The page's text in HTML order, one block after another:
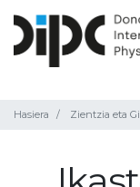
Hasiera Zientzia eta